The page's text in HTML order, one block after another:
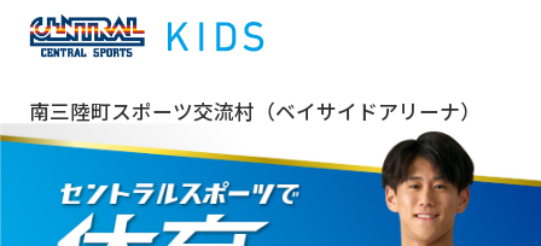
南三陸町スポーツ交流村（ベイサイドアリーナ）